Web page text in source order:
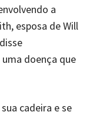
a
esposa de Will
doença que
cadeira e se